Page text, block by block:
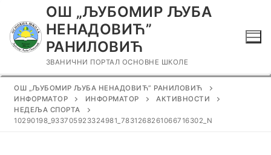
садржаја
ОШ „ЉУБОМИР ЉУБА
НЕНАДОВИЋ”
РАНИЛОВИЋ
ЗВАНИЧНИ ПОРТАЛ ОСНОВНЕ ШКОЛЕ
ОШ „ЉУБОМИР ЉУБА НЕНАДОВИЋ” РАНИЛОВИЋ
ИНФОРМАТОР
ИНФОРМАТОР
АКТИВНОСТИ
НЕДЕЉА СПОРТА
10290198_933705923324981_7831268261066716302_N